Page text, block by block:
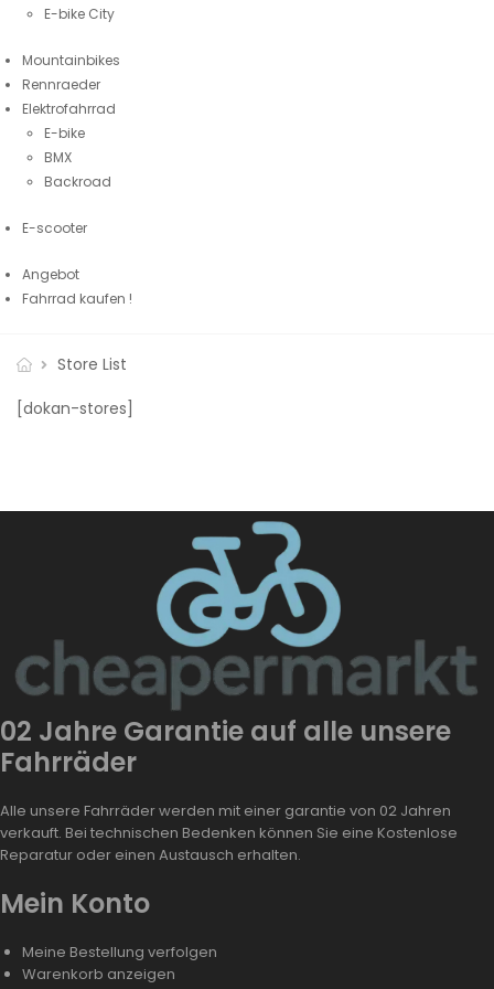
E-bike City
Mountainbikes
Rennraeder
Elektrofahrrad
E-bike
BMX
Backroad
E-scooter
Angebot
Fahrrad kaufen !
Store List
[dokan-stores]
02 Jahre Garantie auf alle unsere
Fahrräder
Alle unsere Fahrräder werden mit einer garantie von 02 Jahren
verkauft. Bei technischen Bedenken können Sie eine Kostenlose
Reparatur oder einen Austausch erhalten.
Mein Konto
Meine Bestellung verfolgen
Warenkorb anzeigen